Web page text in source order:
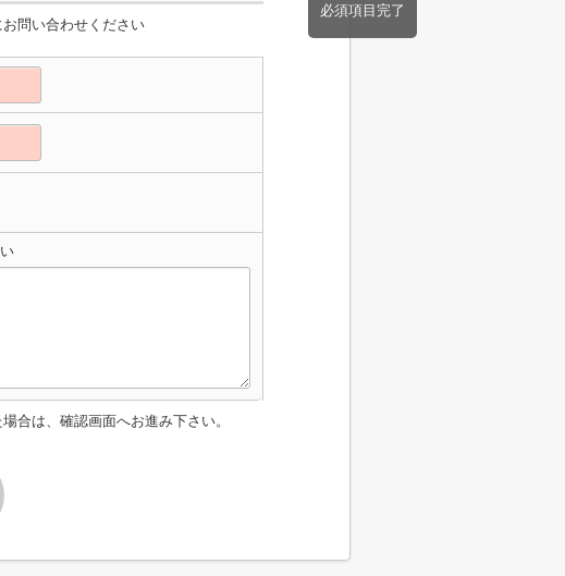
必須項目完了
問い合わせください
合は、確認画面へお進み下さい。